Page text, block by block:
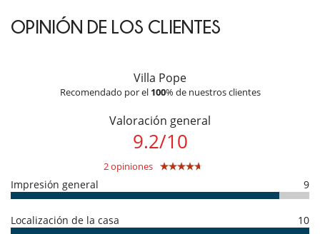
OPINIÓN DE LOS CLIENTES
Villa Pope
Recomendado por el 100% de nuestros clientes
Valoración general
9.2/10
2 opiniones
Impresión general 9
Localización de la casa 10